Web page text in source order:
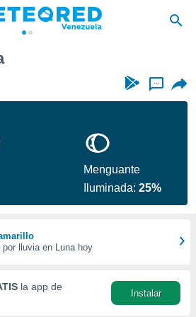
...
Menguante
Iluminada:25%
lluvia en Luna hoy
la app de
Instalar